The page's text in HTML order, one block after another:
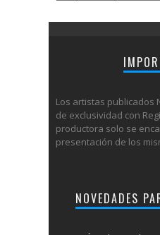
Los artistas publicados
de exclusividad con
productora solo se
presentación de los
NOVEDADES